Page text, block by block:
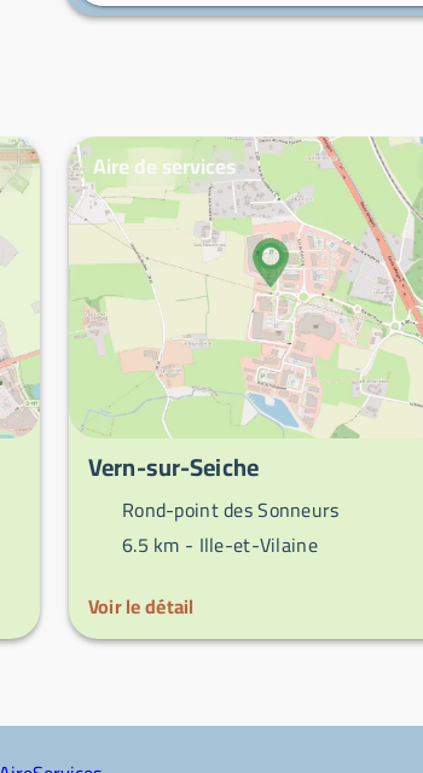
Aire de services
Vern-sur-Seiche
Rond-point des Sonneurs
6.5 km - Ille-et-Vilaine
Voir le détail